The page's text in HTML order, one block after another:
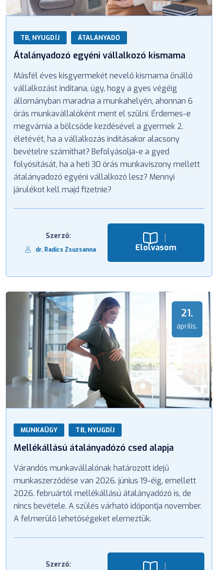
TB, NYUGDÍJ ÁTALÁNYADÓ
Átalányadozó egyéni vállalkozó kismama
Másfél éves kisgyermekét nevelő kismama önálló
vállalkozást indítana, úgy, hogy a gyes végéig
állományban maradna a munkahelyén, ahonnan 6
órás munkavállalóként ment el szülni. Érdemes-e
megvárnia a bölcsőde kezdésével a gyermek 2.
életévét, ha a vállalkozás indításakor alacsony
bevételre számíthat? Befolyásolja-e a gyed
folyósítását, ha a heti 30 órás munkaviszony mellett
átalányadozó egyéni vállalkozó lesz? Mennyi
járulékot kell majd fizetnie?
Szerző:
dr. Radics Zsuzsanna Elolvasom
21.
április.
MUNKAÜGY TB, NYUGDÍJ
Mellékállású átalányadózó csed alapja
Várandós munkavállalónak határozott idejű
munkaszerződése van 2026. június 19-éig, emellett
2026. februártól mellékállású átalányadózó is, de
nincs bevétele. A szülés várható időpontja november.
A felmerülő lehetőségeket elemeztük.
Szerző: